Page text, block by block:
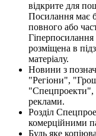
відкрите для
Посилання має
повного або
розміщена в
матеріалу.
Новини з
"Регіони",
"Спецпроекти",
реклами.
Розділ
комерційними
Будь яке